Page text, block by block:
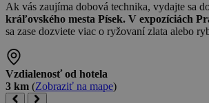
Ak vás zaujíma dobová technika, vydajte sa
kráľovského mesta Písek. V expozíciách
sa zase dozviete viac o ryžovaní zlata alebo
Vzdialenosť od hotela
3 km (Zobraziť na mape)